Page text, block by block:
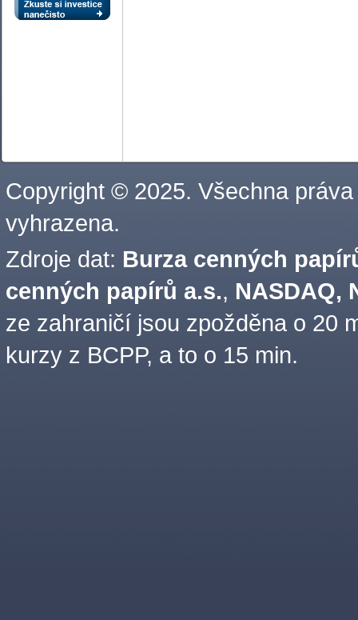
Copyright © 2025. Všechna práva
vyhrazena.
Zdroje dat: Burza cenných
cenných papírů a.s., NASDAQ,
ze zahraničí jsou zpožděna o 20
kurzy z BCPP, a to o 15 min.